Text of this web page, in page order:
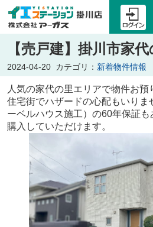
【売戸建】掛川市家代
2024-04-20 カテゴリ： 新着物件情報
人気の家代の里エリアで物件お
住宅街でハザードの心配もいりま
ーベルハウス施工）の60年保証
購入していただけます。